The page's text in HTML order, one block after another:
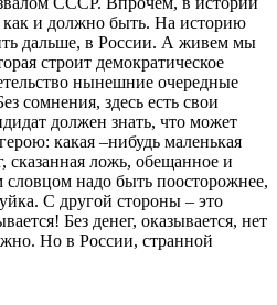
как и должно быть. На историю
дальше, в России. А живем мы
строит демократическое
нынешние очередные
сомнения, здесь есть свои
должен знать, что может
какая –нибудь маленькая
сказанная ложь, обещанное и
надо быть поосторожнее,
С другой стороны – это
Без денег, оказывается, нет
Но в России, странной